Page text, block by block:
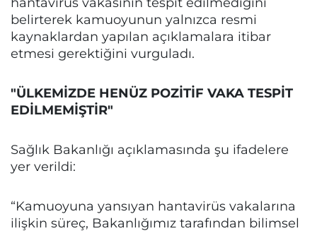
belirterek kamuoyunun yalnızca resmi
kaynaklardan yapılan açıklamalara itibar
etmesi gerektiğini vurguladı.
"ÜLKEMİZDE HENÜZ POZİTİF VAKA TESPİT
EDİLMEMİŞTİR"
Sağlık Bakanlığı açıklamasında şu ifadelere
yer verildi:
“Kamuoyuna yansıyan hantavirüs vakalarına
ilişkin süreç, Bakanlığımız tarafından bilimsel